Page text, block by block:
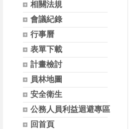
相關法規
會議紀錄
行事曆
表單下載
計畫檢討
員林地圖
安全衛生
公務人員利益迴避專區
回首頁